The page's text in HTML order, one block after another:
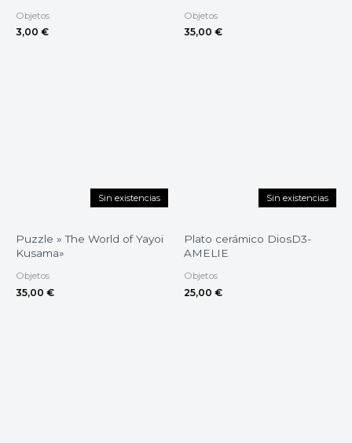
Objetos
3,00 €
Objetos
35,00 €
Sin existencias
Puzzle » The World of Yayoi
Kusama»
Objetos
35,00 €
Sin existencias
Plato cerámico DiosD3-
AMELIE
Objetos
25,00 €